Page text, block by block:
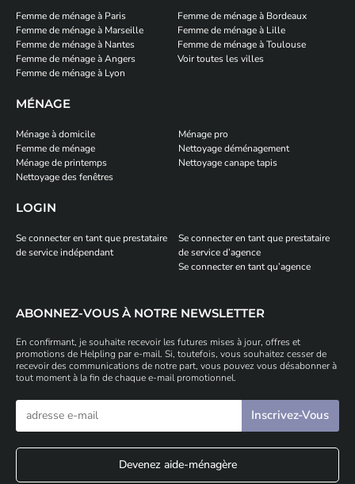
Femme de ménage à Paris
Femme de ménage à Marseille
Femme de ménage à Nantes
Femme de ménage à Angers
Femme de ménage à Lyon
Femme de ménage à Bordeaux
Femme de ménage à Lille
Femme de ménage à Toulouse
Voir toutes les villes
MÉNAGE
Ménage à domicile
Femme de ménage
Ménage de printemps
Nettoyage des fenêtres
Ménage pro
Nettoyage déménagement
Nettoyage canape tapis
LOGIN
Se connecter en tant que prestataire
de service indépendant
Se connecter en tant que prestataire
de service d’agence
Se connecter en tant qu’agence
ABONNEZ-VOUS À NOTRE NEWSLETTER
En confirmant, je souhaite recevoir les futures mises à jour, offres et
promotions de Helpling par e-mail. Si, toutefois, vous souhaitez cesser de
recevoir des communications de notre part, vous pouvez vous désabonner à
tout moment à la fin de chaque e-mail promotionnel.
Devenez aide-ménagère